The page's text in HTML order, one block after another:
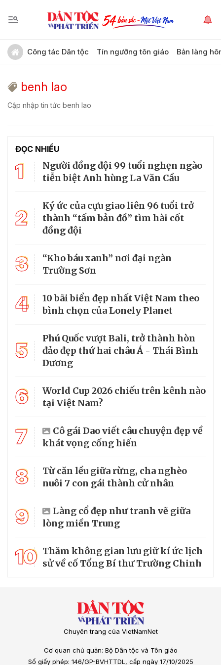
Công tác Dân tộc Tín ngưỡng tôn giáo Bản làng
benh lao
Cập nhập tin tức benh lao
ĐỌC NHIỀU
1
Người đồng đội 99 tuổi nghẹn ngào
tiễn biệt Anh hùng La Văn Cầu
2
Ký ức của cựu giao liên 96 tuổi trở
thành “tấm bản đồ” tìm hài cốt
đồng đội
3
“Kho báu xanh” nơi đại ngàn
Trường Sơn
4
10 bãi biển đẹp nhất Việt Nam theo
bình chọn của Lonely Planet
5
Phú Quốc vượt Bali, trở thành hòn
đảo đẹp thứ hai châu Á - Thái Bình
Dương
6
World Cup 2026 chiếu trên kênh nào
tại Việt Nam?
7
Cô gái Dao viết câu chuyện đẹp về
khát vọng cống hiến
8
Từ căn lều giữa rừng, cha nghèo
nuôi 7 con gái thành cử nhân
9
Làng cổ đẹp như tranh vẽ giữa
lòng miền Trung
10 Thăm không gian lưu giữ kí ức lịch
sử về cố Tổng Bí thư Trường Chinh
Chuyên trang của VietNamNet
Cơ quan chủ quản: Bộ Dân tộc và Tôn giáo
Số giấy phép: 146/GP-BVHTTDL, cấp ngày 17/10/2025